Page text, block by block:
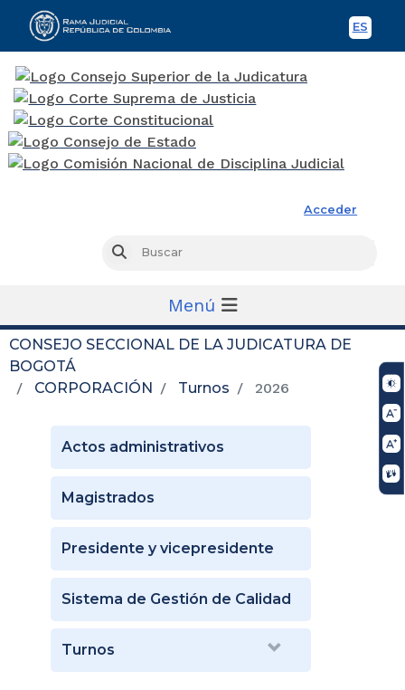
ES
Acceder
Buscar
Menú
CONSEJO SECCIONAL DE LA JUDICATURA DE
BOGOTÁ
CORPORACIÓN
Turnos 2026
Actos administrativos
Magistrados
Presidente y vicepresidente
Sistema de Gestión de Calidad
Turnos